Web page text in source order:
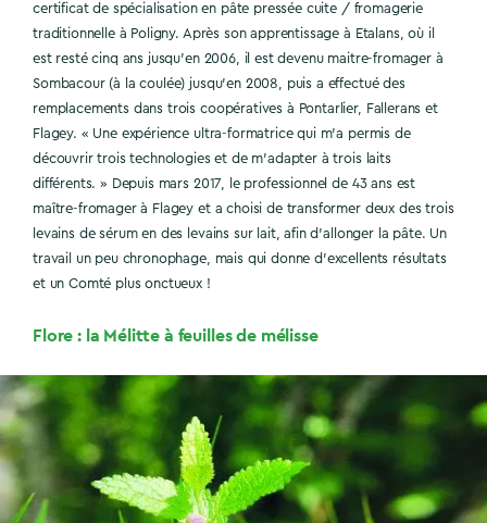
certificat de spécialisation en pâte pressée cuite / fromagerie
traditionnelle à Poligny. Après son apprentissage à Etalans, où il
est resté cinq ans jusqu’en 2006, il est devenu maitre-fromager à
Sombacour (à la coulée) jusqu’en 2008, puis a effectué des
remplacements dans trois coopératives à Pontarlier, Fallerans et
Flagey. « Une expérience ultra-formatrice qui m’a permis de
découvrir trois technologies et de m’adapter à trois laits
différents. » Depuis mars 2017, le professionnel de 43 ans est
maître-fromager à Flagey et a choisi de transformer deux des trois
levains de sérum en des levains sur lait, afin d’allonger la pâte. Un
travail un peu chronophage, mais qui donne d’excellents résultats
et un Comté plus onctueux !
Flore : la Mélitte à feuilles de mélisse